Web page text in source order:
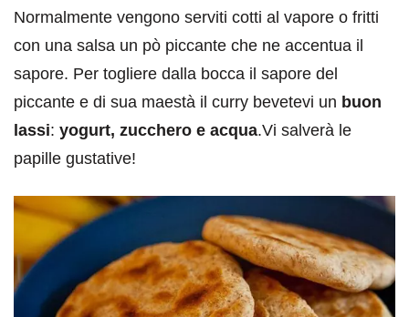
Normalmente vengono serviti cotti al vapore o fritti
con una salsa un pò piccante che ne accentua il
sapore. Per togliere dalla bocca il sapore del
piccante e di sua maestà il curry bevetevi un buon
lassi: yogurt, zucchero e acqua.Vi salverà le
papille gustative!